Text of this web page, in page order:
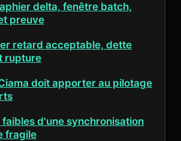
delta, fenêtre batch,
preuve
retard acceptable, dette
rupture
doit apporter au pilotage
faibles d'une synchronisation
fragile